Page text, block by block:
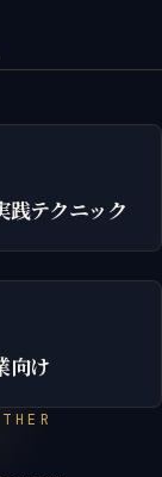
践テクニック
向け